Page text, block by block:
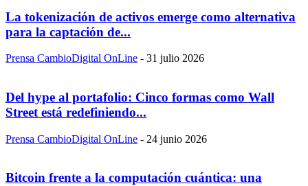
La tokenización de activos emerge como alternativa
para la captación de...
Prensa CambioDigital OnLine - 31 julio 2026
Del hype al portafolio: Cinco formas como Wall
Street está redefiniendo...
Prensa CambioDigital OnLine - 24 junio 2026
Bitcoin frente a la computación cuántica: una